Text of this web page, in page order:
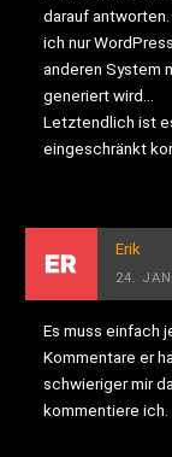
darauf
ich nur
anderen System
generiert wird…
Letztendlich ist
eingeschränkt
Erik
24.
Es muss einfach
Kommentare er
schwieriger mir
kommentiere ich.